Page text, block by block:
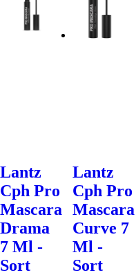
Lantz
Cph Pro
Mascara
Drama
7 Ml -
Sort
Lantz
Cph Pro
Mascara
Curve 7
Ml -
Sort